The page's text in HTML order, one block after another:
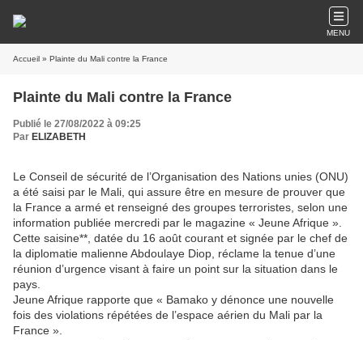
MENU
Accueil » Plainte du Mali contre la France
Plainte du Mali contre la France
Publié le 27/08/2022 à 09:25
Par ELIZABETH
Le Conseil de sécurité de l’Organisation des Nations unies (ONU)
a été saisi par le Mali, qui assure être en mesure de prouver que
la France a armé et renseigné des groupes terroristes, selon une
information publiée mercredi par le magazine « Jeune Afrique ».
Cette saisine**, datée du 16 août courant et signée par le chef de
la diplomatie malienne Abdoulaye Diop, réclame la tenue d’une
réunion d’urgence visant à faire un point sur la situation dans le
pays.
Jeune Afrique rapporte que « Bamako y dénonce une nouvelle
fois des violations répétées de l’espace aérien du Mali par la
France ».